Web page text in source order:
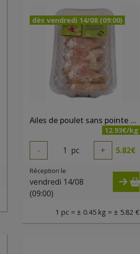
dès vendredi 14/08 (09:00)
Ailes de poulet sans pointe bio +/- 450 gr Belki
12.93€/kg
- 1 pc + 5.82€
Réception le
vendredi 14/08
(09:00)
1 pc = ± 0.45 kg = ± 5.82 €